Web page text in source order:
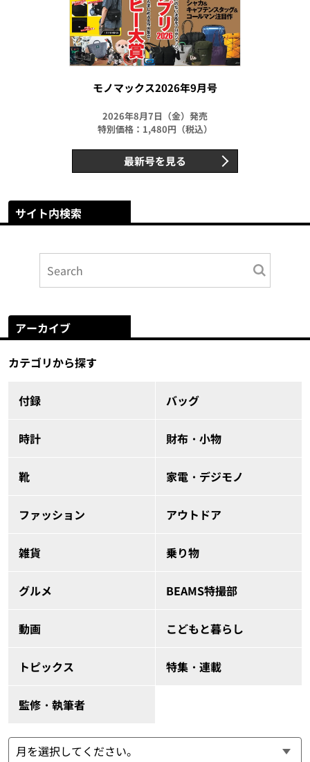
モノマックス2026年9月号
2026年8月7日（金）発売
特別価格：1,480円（税込）
最新号を見る
サイト内検索
アーカイブ
カテゴリから探す
付録 バッグ
時計 財布・小物
靴 家電・デジモノ
ファッション アウトドア
雑貨 乗り物
グルメ BEAMS特撮部
動画 こどもと暮らし
トピックス 特集・連載
監修・執筆者